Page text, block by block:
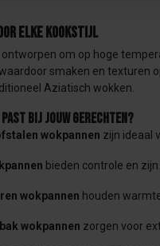
elke kookstijl
ontworpen om op hoge
smaken en texturen
Aziatisch wokken.
past bij jouw gerechten?
wokpannen zijn ideaal
bieden controle en
wokpannen houden
wokpannen zorgen voor